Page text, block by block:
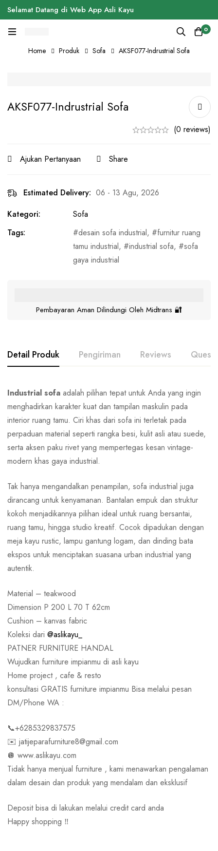
Selamat Datang di Web App Asli Kayu
0
Home Produk Sofa AKSF077-Indrustrial Sofa
AKSF077-Indrustrial Sofa
(0 reviews)
Ajukan Pertanyaan Share
Estimated Delivery: 06 - 13 Agu, 2026
Kategori:
Sofa
Tags:
desain sofa industrial,
furnitur ruang
tamu industrial, industrial sofa,
sofa
gaya industrial
Pembayaran Aman Dilindungi Oleh Midtrans 🔐
Detail Produk Pengiriman Reviews
Industrial sofa adalah pilihan tepat untuk Anda yang ingin
menghadirkan karakter kuat dan tampilan maskulin pada
interior ruang tamu. Ciri khas dari sofa ini terletak pada
perpaduan material seperti rangka besi, kulit asli atau suede,
serta aksen paku rivet yang mempertegas kesan vintage-
modern khas gaya industrial.
Tak hanya mengandalkan penampilan, sofa industrial juga
dirancang untuk kenyamanan. Bantalan empuk dan struktur
kokoh menjadikannya pilihan ideal untuk ruang bersantai,
ruang tamu, hingga studio kreatif. Cocok dipadukan dengan
meja kayu rustic, lampu gantung logam, dan dinding bata
ekspos untuk menciptakan suasana urban industrial yang
autentik.
Material – teakwood
Dimension P 200 L 70 T 62cm
Cushion – kanvas fabric
Koleksi dari @aslikayu_
PATNER FURNITURE HANDAL
Wujudkan furniture impianmu di asli kayu
Home project , cafe & resto
konsultasi GRATIS furniture impianmu Bisa melalui pesan
DM/Phone WA :
📞+6285329837575
✉️ jatijeparafurniture8@gmail.com
🪩 www.aslikayu.com
Tidak hanya menjual furniture , kami menawarkan pengalaman
dalam desain dan produk yang mendalam dan eksklusif
Deposit bisa di lakukan melalui credit card anda
Happy shopping ‼️